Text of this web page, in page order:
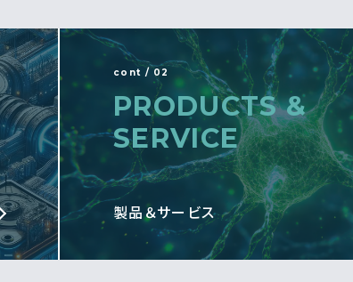
cont / 02
PRODUCTS &
SERVICE
製品＆サービス